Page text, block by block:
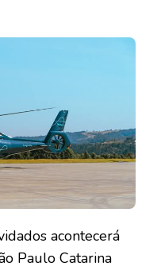
acontecerá
Paulo Catarina